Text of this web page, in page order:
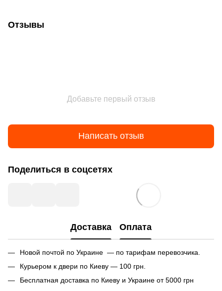
Отзывы
Добавьте первый отзыв
Написать отзыв
Поделиться в соцсетях
Доставка Оплата
Новой почтой по Украине — по тарифам перевозчика.
Курьером к двери по Киеву — 100 грн.
Бесплатная доставка по Киеву и Украине от 5000 грн